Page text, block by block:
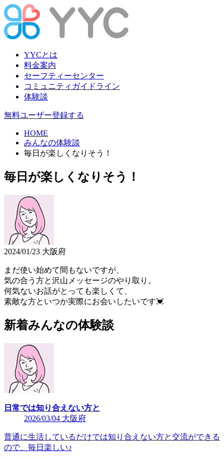
YYCとは
料金案内
セーフティーセンター
コミュニティガイドライン
体験談
無料ユーザー登録する
HOME
みんなの体験談
毎日が楽しくなりそう！
毎日が楽しくなりそう！
2024/01/23 大阪府
まだ使い始めて間もないですが、
気の合う方と沢山メッセージのやり取り。
何気ないお話がとっても楽しくて、
素敵な方といつか実際にお会いしたいです💓
新着みんなの体験談
日常では知り合えない方と
2026/03/04 大阪府
普通に生活しているだけでは知り合えない方と交流ができる
ので、毎日楽しい♪